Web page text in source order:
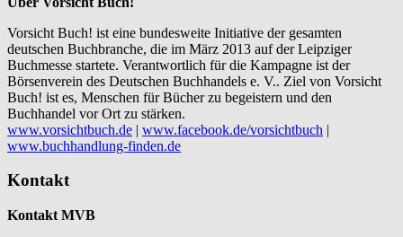
Vorsicht Buch! ist eine bundesweite Initiative der gesamten
deutschen Buchbranche, die im März 2013 auf der Leipziger
Buchmesse startete. Verantwortlich für die Kampagne ist der
Börsenverein des Deutschen Buchhandels e. V.. Ziel von Vorsicht
Buch! ist es, Menschen für Bücher zu begeistern und den
Buchhandel vor Ort zu stärken.
www.vorsichtbuch.de | www.facebook.de/vorsichtbuch |
www.buchhandlung-finden.de
Kontakt
Kontakt MVB